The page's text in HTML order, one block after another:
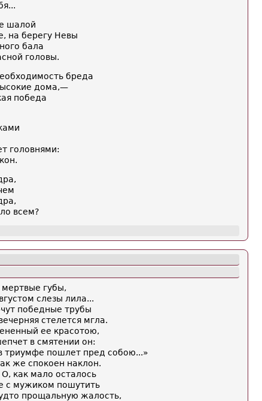
шалой
на берегу Невы
бала
головы.
бреда
дома,—
победа
головнями:
всем?
губы,
слезы лила...
победные трубы
стелется мгла.
ее красотою,
в смятении он:
триумфе пошлет пред собою...»
же спокоен наклон.
как мало осталось
с мужиком пошутить
прощальную жалость,